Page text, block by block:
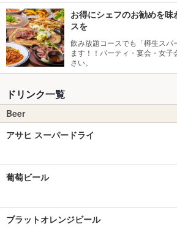
お得にシェフのお勧めを
スを
飲み放題コースでも「樽生スパ
ます！！パーティ・宴会・女
さい。
ドリンク一覧
Beer
アサヒ スーパードライ
葡萄ビール
ブラットオレンジビール